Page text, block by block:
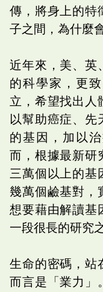
傳，將身上的特
子之間，為什麼
近年來，美、英
的科學家，更
立，希望找出人
以幫助癌症、先
的基因，加以
而，根據最新研
三萬個以上的基
幾萬個鹼基對，
想要藉由解讀基
一段很長的研究
生命的密碼，站
而言是「業力」